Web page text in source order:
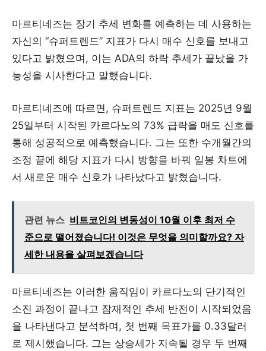
마르티네즈는 장기 추세 변화를 예측하는 데 사용하는
자신의 “슈퍼트렌드” 지표가 다시 매수 신호를 보내고
있다고 밝혔으며, 이는 ADA의 하락 추세가 끝났을 가
능성을 시사한다고 말했습니다.
마르티네즈에 따르면, 슈퍼트렌드 지표는 2025년 9월
25일부터 시작된 카르다노의 73% 급락을 매도 신호를
통해 성공적으로 예측했습니다. 그는 또한 수개월간의
조정 끝에 해당 지표가 다시 방향을 바꿔 일봉 차트에
서 새로운 매수 신호가 나타났다고 밝혔습니다.
관련 뉴스 비트코인의 변동성이 10월 이후 최저 수
준으로 떨어졌습니다! 이것은 무엇을 의미할까요? 자
세한 내용을 살펴보겠습니다
마르티네즈는 이러한 움직임이 카르다노의 단기적인
소진 과정이 끝나고 잠재적인 추세 반전이 시작되었음
을 나타낸다고 분석하며, 첫 번째 목표가를 0.33달러
로 제시했습니다. 그는 상승세가 지속될 경우 두 번째